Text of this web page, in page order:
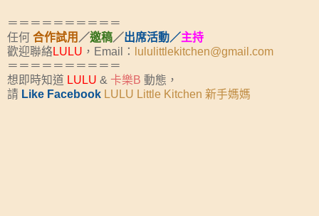
＝＝＝＝＝＝＝＝＝＝
任何 合作試用 ／邀稿／出席活動／主持
歡迎聯絡 LULU ，Email：
lululittlekitchen@gmail.com
＝＝＝＝＝＝＝＝＝＝
想即時知道 LULU & 卡樂B 動態，
請 Like Facebook LULU Little Kitchen 新手媽媽